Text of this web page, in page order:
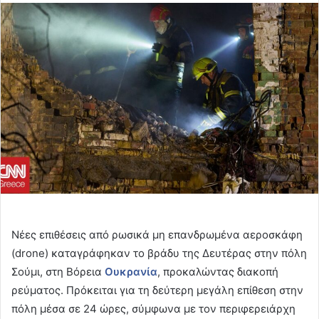
email
Νέες επιθέσεις από ρωσικά μη επανδρωμένα αεροσκάφη
(drone) καταγράφηκαν το βράδυ της Δευτέρας στην πόλη
Σούμι, στη Βόρεια Ουκρανία, προκαλώντας διακοπή
ρεύματος. Πρόκειται για τη δεύτερη μεγάλη επίθεση στην
πόλη μέσα σε 24 ώρες, σύμφωνα με τον περιφερειάρχη